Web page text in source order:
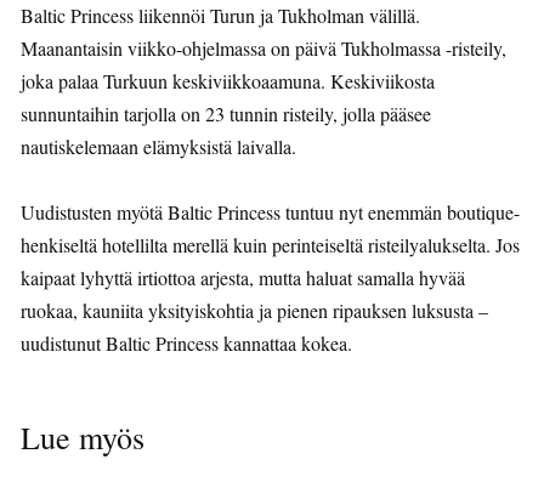
Baltic Princess liikennöi Turun ja Tukholman välillä.
Maanantaisin viikko-ohjelmassa on päivä Tukholmassa -risteily,
joka palaa Turkuun keskiviikkoaamuna. Keskiviikosta
sunnuntaihin tarjolla on 23 tunnin risteily, jolla pääsee
nautiskelemaan elämyksistä laivalla.
Uudistusten myötä Baltic Princess tuntuu nyt enemmän boutique-
henkiseltä hotellilta merellä kuin perinteiseltä risteilyalukselta. Jos
kaipaat lyhyttä irtiottoa arjesta, mutta haluat samalla hyvää
ruokaa, kauniita yksityiskohtia ja pienen ripauksen luksusta –
uudistunut Baltic Princess kannattaa kokea.
Lue myös